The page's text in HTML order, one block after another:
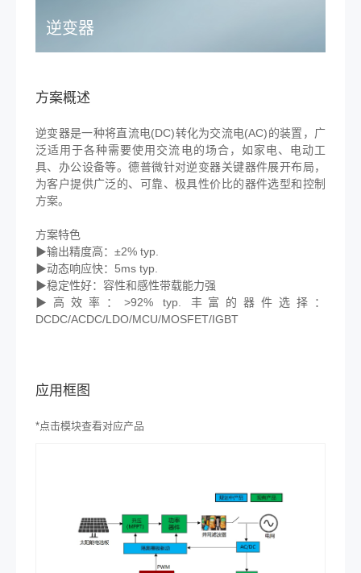
逆变器
方案概述
逆变器是一种将直流电(DC)转化为交流电(AC)的装置，广
泛适用于各种需要使用交流电的场合，如家电、电动工
具、办公设备等。德普微针对逆变器关键器件展开布局，
为客户提供广泛的、可靠、极具性价比的器件选型和控制
方案。
方案特色
▶输出精度高：±2% typ.
▶动态响应快：5ms typ.
▶稳定性好：容性和感性带载能力强
▶高效率：>92% typ. 丰富的器件选择：
DCDC/ACDC/LDO/MCU/MOSFET/IGBT
应用框图
*点击模块查看对应产品